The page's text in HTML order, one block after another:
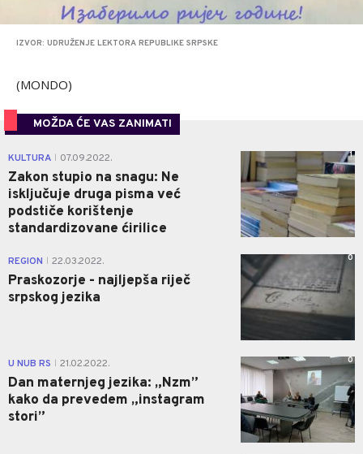
IZVOR: UDRUŽENJE LEKTORA REPUBLIKE SRPSKE
(MONDO)
MOŽDA ĆE VAS ZANIMATI
KULTURA 07.09.2022.
Zakon stupio na snagu: Ne
isključuje druga pisma već
podstiče korištenje
standardizovane ćirilice
1
REGION 22.03.2022.
Praskozorje - najljepša riječ
srpskog jezika
0
U NUB RS 21.02.2022.
Dan maternjeg jezika: „Nzm”
kako da prevedem „instagram
stori”
0